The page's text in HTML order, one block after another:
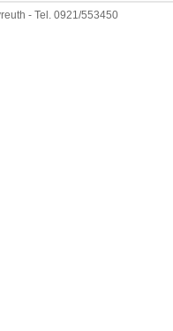
- Tel. 0921/553450